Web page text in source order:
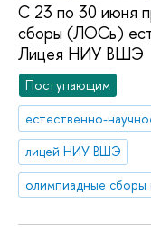
С 23 по 30 июня
сборы (ЛОСь)
Лицея НИУ ВШЭ
Поступающим
естественно-
лицей НИУ ВШЭ
олимпиадные сборы